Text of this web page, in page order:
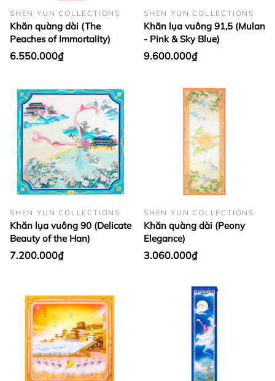
SHEN YUN COLLECTIONS
Khăn quàng dài (The
Peaches of Immortality)
6.550.000₫
SHEN YUN COLLECTIONS
Khăn lụa vuông 91,5 (Mulan
- Pink & Sky Blue)
9.600.000₫
SHEN YUN COLLECTIONS
Khăn lụa vuông 90 (Delicate
Beauty of the Han)
7.200.000₫
SHEN YUN COLLECTIONS
Khăn quàng dài (Peony
Elegance)
3.060.000₫